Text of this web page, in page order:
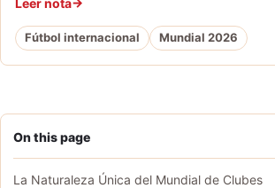
On this page
La Naturaleza Única del Mundial de Clubes
Fútbol internacional Mundial 2026